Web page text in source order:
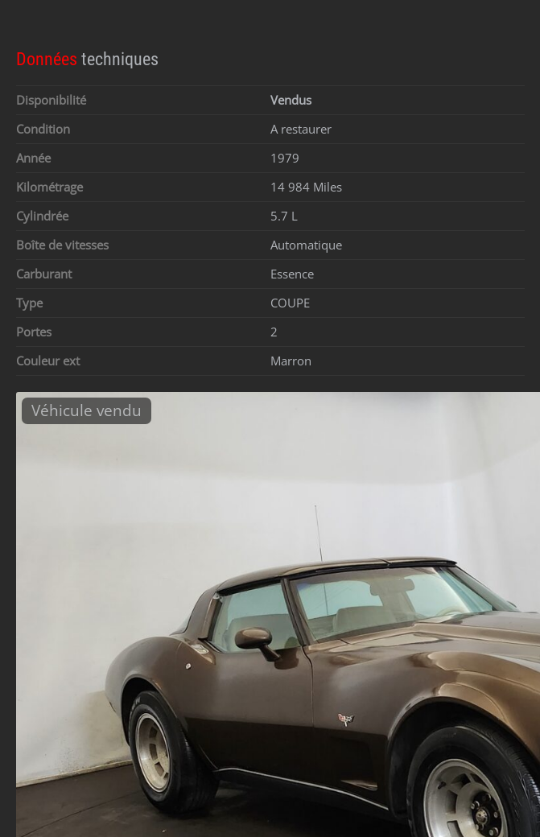
Données techniques
Disponibilité
Vendus
Condition
A restaurer
Année
1979
Kilométrage
14 984 Miles
Cylindrée
5.7 L
Boîte de vitesses
Automatique
Carburant
Essence
Type
COUPE
Portes
2
Couleur ext
Marron
Véhicule vendu